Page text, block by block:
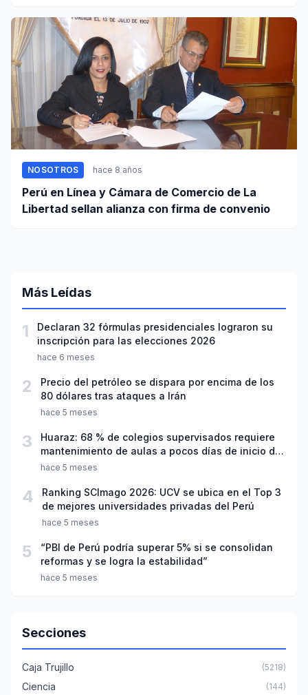
NOSOTROS hace 8 años
Perú en Línea y Cámara de Comercio de La
Libertad sellan alianza con firma de convenio
Más Leídas
1
Declaran 32 fórmulas presidenciales lograron su
inscripción para las elecciones 2026
hace 6 meses
2
Precio del petróleo se dispara por encima de los
80 dólares tras ataques a Irán
hace 5 meses
3
Huaraz: 68 % de colegios supervisados requiere
mantenimiento de aulas a pocos días de inicio del
año escolar 2026
hace 5 meses
4
Ranking SCImago 2026: UCV se ubica en el Top 3
de mejores universidades privadas del Perú
hace 5 meses
5
“PBI de Perú podría superar 5% si se consolidan
reformas y se logra la estabilidad”
hace 5 meses
Secciones
Caja Trujillo (5218)
Ciencia (144)